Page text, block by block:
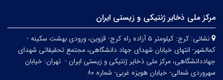
مرکز ملی ذخایر ژنتیکی و زیستی ایران
نشانی:
کرج: کیلومتر ۵ آزاده راه کرج- قزوین، ورودی بهشت سکینه -
کمالشهر- انتهای خیابان شهدای جهاد دانشگاهی، مجتمع تحقیقاتی شهدای
جهاددانشگاهی، مرکز ملی ذخایر ژنتیکی و زیستی ایران - تهران: خیابان
سهروردی شمالی- خیابان هویزه غربی- شماره ۸۰